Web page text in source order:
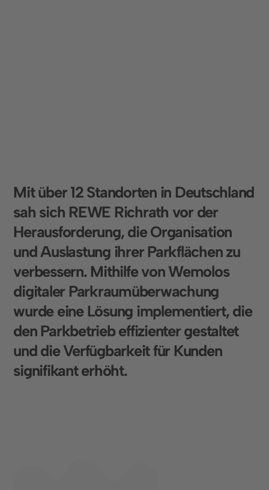
Mit über 12 Standorten in Deutschland
sah sich REWE Richrath vor der
Herausforderung, die Organisation
und Auslastung ihrer Parkflächen zu
verbessern. Mithilfe von Wemolos
digitaler Parkraumüberwachung
wurde eine Lösung implementiert, die
den Parkbetrieb effizienter gestaltet
und die Verfügbarkeit für Kunden
signifikant erhöht.